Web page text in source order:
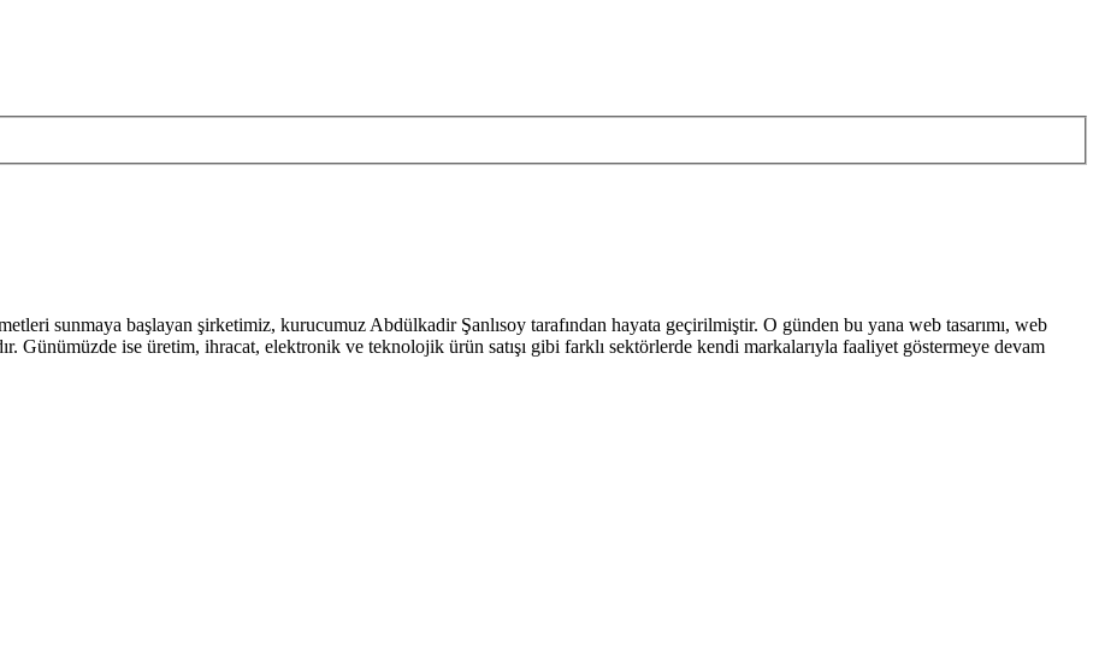
sunmaya başlayan şirketimiz, kurucumuz Abdülkadir Şanlısoy tarafından hayata geçirilmiştir. O günden bu yana web tasarımı, web
Günümüzde ise üretim, ihracat, elektronik ve teknolojik ürün satışı gibi farklı sektörlerde kendi markalarıyla faaliyet göstermeye devam